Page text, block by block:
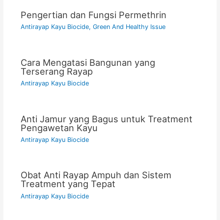
Pengertian dan Fungsi Permethrin
Antirayap Kayu Biocide, Green And Healthy Issue
Cara Mengatasi Bangunan yang
Terserang Rayap
Antirayap Kayu Biocide
Anti Jamur yang Bagus untuk Treatment
Pengawetan Kayu
Antirayap Kayu Biocide
Obat Anti Rayap Ampuh dan Sistem
Treatment yang Tepat
Antirayap Kayu Biocide